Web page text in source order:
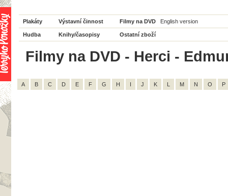
Plakáty Výstavní činnost Filmy na DVD English version
Hudba Knihy/časopisy Ostatní zboží
Filmy na DVD - Herci -
A B C D E F G H I J K L M N O P